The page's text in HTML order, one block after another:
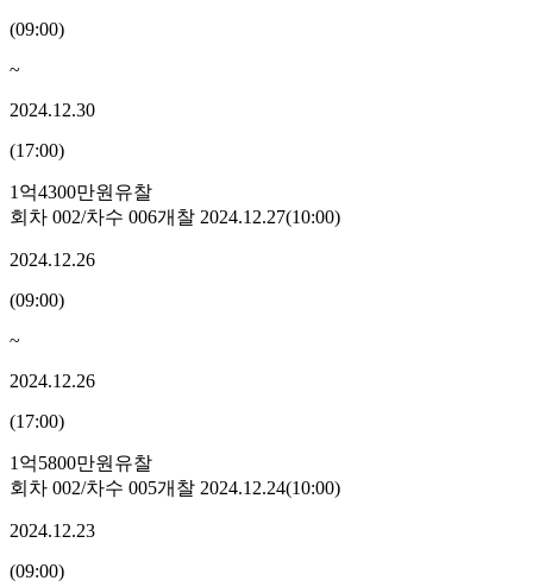
(09:00)
~
2024.12.30
(17:00)
1억4300만원 유찰
회차 002/차수 006개찰 2024.12.27(10:00)
2024.12.26
(09:00)
~
2024.12.26
(17:00)
1억5800만원 유찰
회차 002/차수 005개찰 2024.12.24(10:00)
2024.12.23
(09:00)